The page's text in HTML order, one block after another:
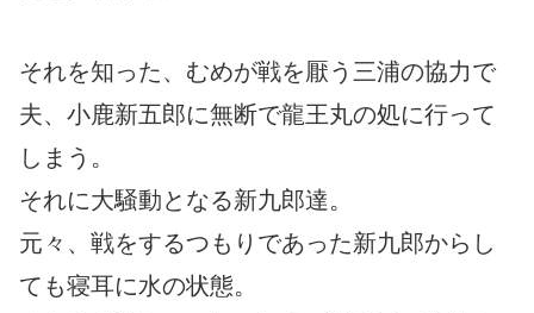
それを知った、むめが戦を厭う三浦の協力で
夫、小鹿新五郎に無断で龍王丸の処に行って
しまう。
それに大騒動となる新九郎達。
元々、戦をするつもりであった新九郎からし
ても寝耳に水の状態。